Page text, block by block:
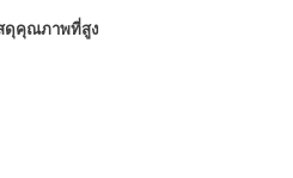
ดุคุณภาพที่สูง